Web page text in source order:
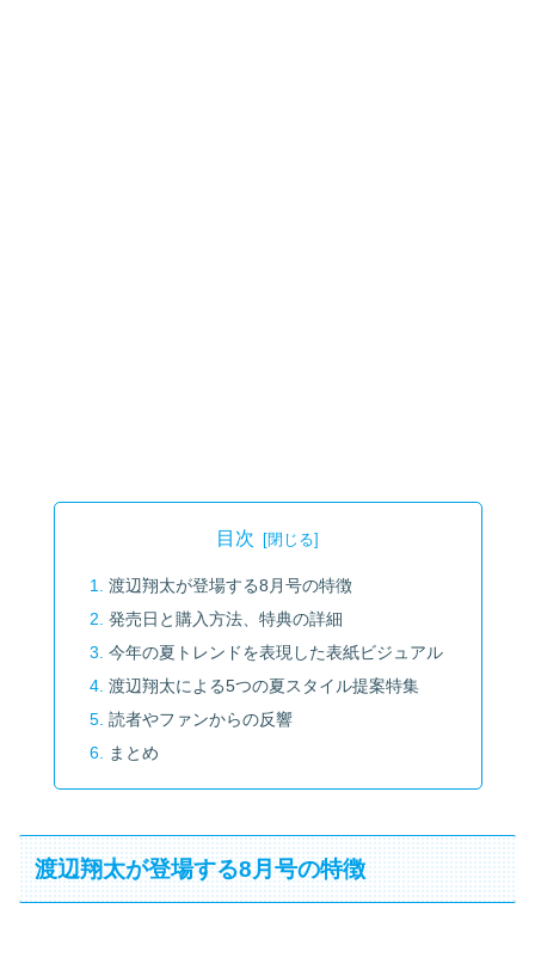
目次
渡辺翔太が登場する8月号の特徴
発売日と購入方法、特典の詳細
今年の夏トレンドを表現した表紙ビジュアル
渡辺翔太による5つの夏スタイル提案特集
読者やファンからの反響
まとめ
渡辺翔太が登場する8月号の特徴